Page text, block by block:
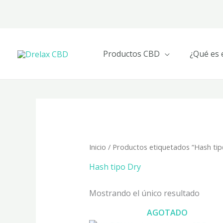
Productos CBD ¿Qué es
Inicio / Productos etiquetados “Hash
Hash tipo Dry
Mostrando el único resultado
AGOTADO